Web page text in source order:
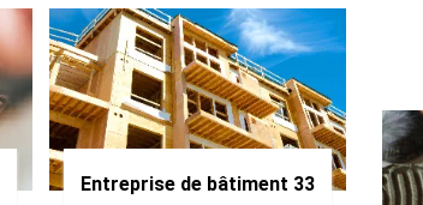
Entreprise de bâtiment 33